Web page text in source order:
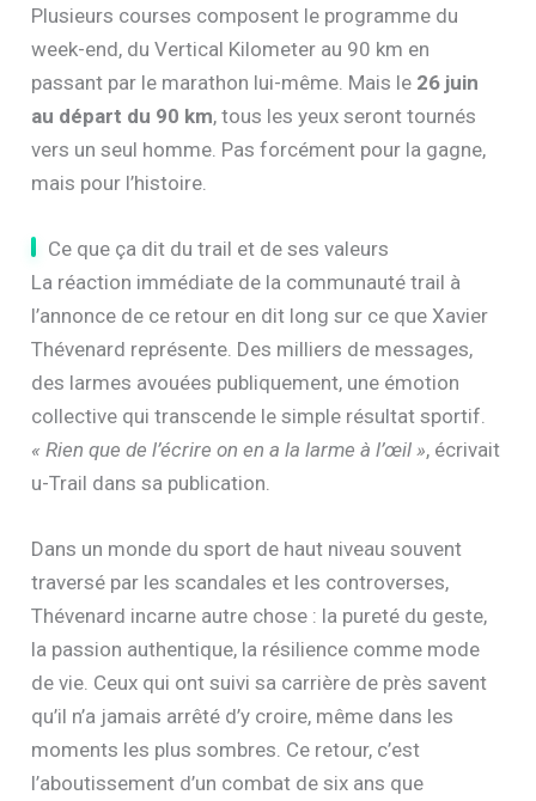
Plusieurs courses composent le programme du
week-end, du Vertical Kilometer au 90 km en
passant par le marathon lui-même. Mais le 26 juin
au départ du 90 km, tous les yeux seront tournés
vers un seul homme. Pas forcément pour la gagne,
mais pour l’histoire.
Ce que ça dit du trail et de ses valeurs
La réaction immédiate de la communauté trail à
l’annonce de ce retour en dit long sur ce que Xavier
Thévenard représente. Des milliers de messages,
des larmes avouées publiquement, une émotion
collective qui transcende le simple résultat sportif.
« Rien que de l’écrire on en a la larme à l’œil », écrivait
u-Trail dans sa publication.
Dans un monde du sport de haut niveau souvent
traversé par les scandales et les controverses,
Thévenard incarne autre chose : la pureté du geste,
la passion authentique, la résilience comme mode
de vie. Ceux qui ont suivi sa carrière de près savent
qu’il n’a jamais arrêté d’y croire, même dans les
moments les plus sombres. Ce retour, c’est
l’aboutissement d’un combat de six ans que